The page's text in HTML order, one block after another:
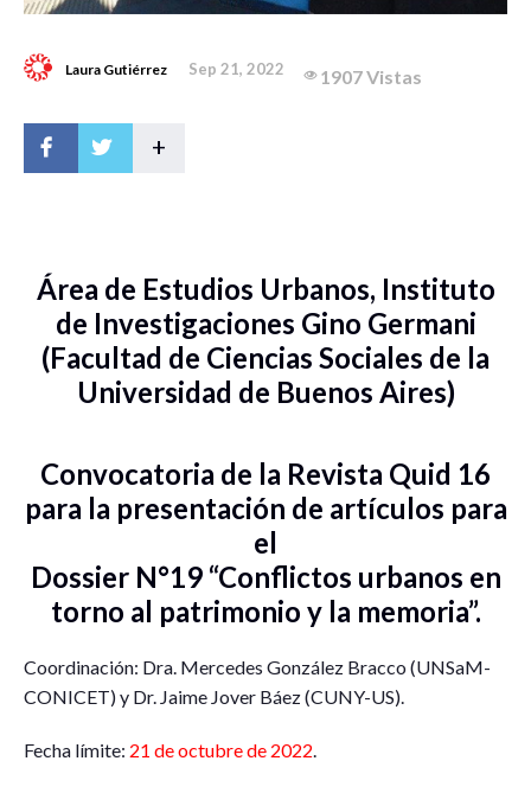
Laura Gutiérrez Sep 21, 2022 1907 Vistas
+
Área de Estudios Urbanos, Instituto
de Investigaciones Gino Germani
(Facultad de Ciencias Sociales de la
Universidad de Buenos Aires)
Convocatoria de la Revista Quid 16
para la presentación de artículos para
el
Dossier N°19 “Conflictos urbanos en
torno al patrimonio y la memoria”.
Coordinación: Dra. Mercedes González Bracco (UNSaM-
CONICET) y Dr. Jaime Jover Báez (CUNY-US).
Fecha límite: 21 de octubre de 2022.